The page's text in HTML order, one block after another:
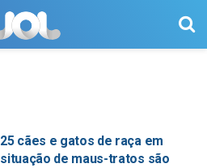
25 cães e gatos de raça em
situação de maus-tratos são